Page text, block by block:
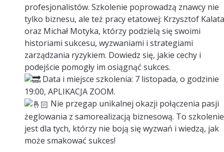
profesjonalistów. Szkolenie poprowadzą znawcy nie
tylko biznesu, ale też pracy etatowej: Krzysztof
oraz Michał Motyka, którzy podzielą się swoimi
historiami sukcesu, wyzwaniami i strategiami
zarządzania ryzykiem. Dowiedz się, jakie cechy i
podejście pomogły im osiągnąć sukces.
Data i miejsce szkolenia: 7 listopada, o godzinie
19:00, APLIKACJA ZOOM.
Nie przegap unikalnej okazji połączenia pasji
żeglowania z samorealizacją biznesową. To szkolenie
jest dla tych, którzy nie boją się wyzwań i wiedzą, jak
może smakować sukces!